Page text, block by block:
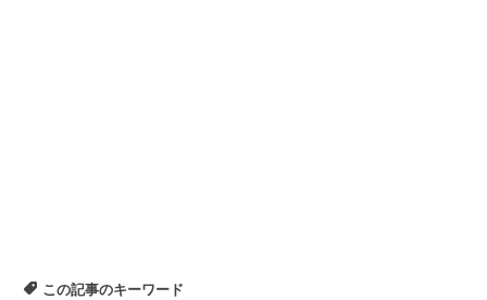
この記事のキーワード